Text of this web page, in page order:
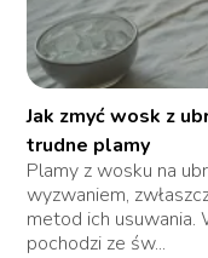
Jak zmyć wosk z
trudne plamy
Plamy z wosku na
wyzwaniem,
metod ich usuwania.
pochodzi ze św...